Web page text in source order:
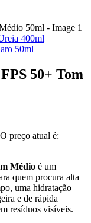
400ml
50ml
50+ Tom
O preço atual é:
Médio é um
quem procura alta
uma hidratação
e de rápida
resíduos visíveis.